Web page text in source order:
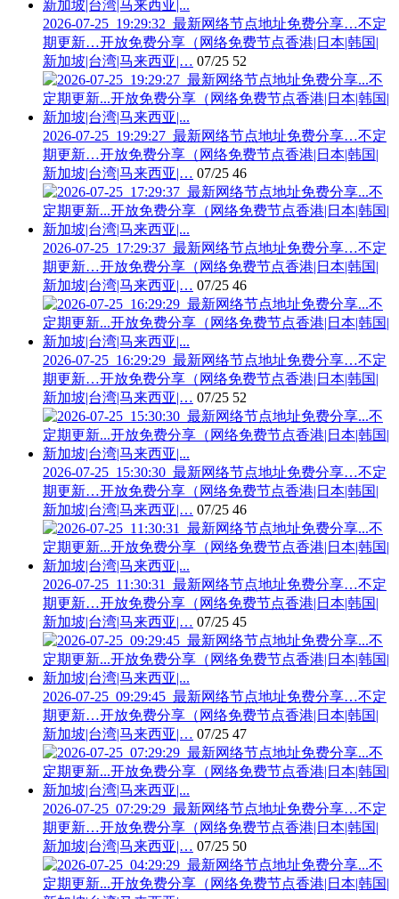
2026-07-25_19:29:32_最新网络节点地址免费分享…不定
期更新…开放免费分享（网络免费节点香港|日本|韩国|
新加坡|台湾|马来西亚|… 07/25 52
2026-07-25_19:29:27_最新网络节点地址免费分享…不定
期更新…开放免费分享（网络免费节点香港|日本|韩国|
新加坡|台湾|马来西亚|… 07/25 46
2026-07-25_17:29:37_最新网络节点地址免费分享…不定
期更新…开放免费分享（网络免费节点香港|日本|韩国|
新加坡|台湾|马来西亚|… 07/25 46
2026-07-25_16:29:29_最新网络节点地址免费分享…不定
期更新…开放免费分享（网络免费节点香港|日本|韩国|
新加坡|台湾|马来西亚|… 07/25 52
2026-07-25_15:30:30_最新网络节点地址免费分享…不定
期更新…开放免费分享（网络免费节点香港|日本|韩国|
新加坡|台湾|马来西亚|… 07/25 46
2026-07-25_11:30:31_最新网络节点地址免费分享…不定
期更新…开放免费分享（网络免费节点香港|日本|韩国|
新加坡|台湾|马来西亚|… 07/25 45
2026-07-25_09:29:45_最新网络节点地址免费分享…不定
期更新…开放免费分享（网络免费节点香港|日本|韩国|
新加坡|台湾|马来西亚|… 07/25 47
2026-07-25_07:29:29_最新网络节点地址免费分享…不定
期更新…开放免费分享（网络免费节点香港|日本|韩国|
新加坡|台湾|马来西亚|… 07/25 50